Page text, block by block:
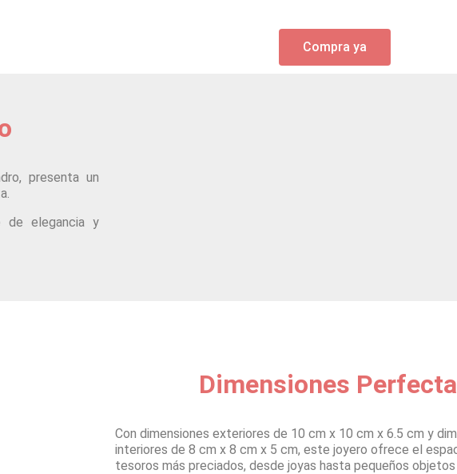
Compra ya
presenta un
de elegancia y
Dimensiones
Con dimensiones exteriores de 10 cm x 10 cm x 6.5 cm y
interiores de 8 cm x 8 cm x 5 cm, este joyero ofrece el
tesoros más preciados, desde joyas hasta pequeños objetos